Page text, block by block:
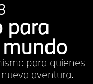
para
para quienes
aventura.